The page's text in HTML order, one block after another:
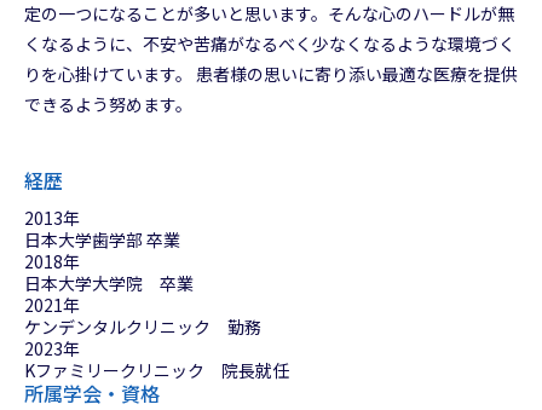
定の一つになることが多いと思います。そんな心のハードルが無
くなるように、不安や苦痛がなるべく少なくなるような環境づく
りを心掛けています。 患者様の思いに寄り添い最適な医療を提供
できるよう努めます。
経歴
2013年
日本大学歯学部 卒業
2018年
日本大学大学院 卒業
2021年
ケンデンタルクリニック 勤務
2023年
Kファミリークリニック 院長就任
所属学会・資格